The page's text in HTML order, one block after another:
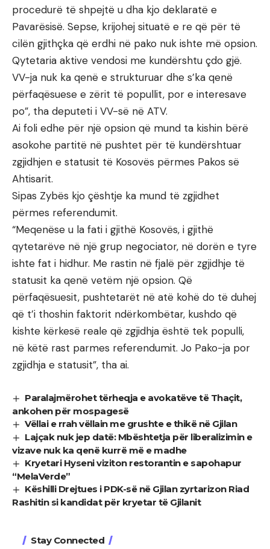
procedurë të shpejtë u dha kjo deklaratë e
Pavarësisë. Sepse, krijohej situatë e re që për të
cilën gjithçka që erdhi në pako nuk ishte më opsion.
Qytetaria aktive vendosi me kundërshtu çdo gjë.
VV-ja nuk ka qenë e strukturuar dhe s’ka qenë
përfaqësuese e zërit të popullit, por e interesave
po”, tha deputeti i VV-së në ATV.
Ai foli edhe për një opsion që mund ta kishin bërë
asokohe partitë në pushtet për të kundërshtuar
zgjidhjen e statusit të Kosovës përmes Pakos së
Ahtisarit.
Sipas Zybës kjo çështje ka mund të zgjidhet
përmes referendumit.
“Meqenëse u la fati i gjithë Kosovës, i gjithë
qytetarëve në një grup negociator, në dorën e tyre
ishte fat i hidhur. Me rastin në fjalë për zgjidhje të
statusit ka qenë vetëm një opsion. Që
përfaqësuesit, pushtetarët në atë kohë do të duhej
që t’i thoshin faktorit ndërkombëtar, kushdo që
kishte kërkesë reale që zgjidhja është tek populli,
në këtë rast parmes referendumit. Jo Pako-ja por
zgjidhja e statusit”, tha ai.
Paralajmërohet tërheqja e avokatëve të Thaçit,
ankohen për mospagesë
Vëllai e rrah vëllain me grushte e thikë në Gjilan
Lajçak nuk jep datë: Mbështetja për liberalizimin e
vizave nuk ka qenë kurrë më e madhe
Kryetari Hyseni viziton restorantin e sapohapur
“MelaVerde”
Këshilli Drejtues i PDK-së në Gjilan zyrtarizon Riad
Rashitin si kandidat për kryetar të Gjilanit
Stay Connected